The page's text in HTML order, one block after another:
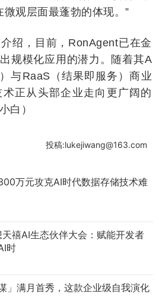
微观层面最蓬勃的体现。”
，目前，RonAgent已在金
规模化应用的潜力。随着其A
与RaaS（结果即服务）商业
正从头部企业走向更广阔的
白）
投稿:lukejiwang@163.com
万元攻克AI时代数据存储技术难
禧AI生态伙伴大会：赋能开发者
时
」满月首秀，这款企业级自我演化